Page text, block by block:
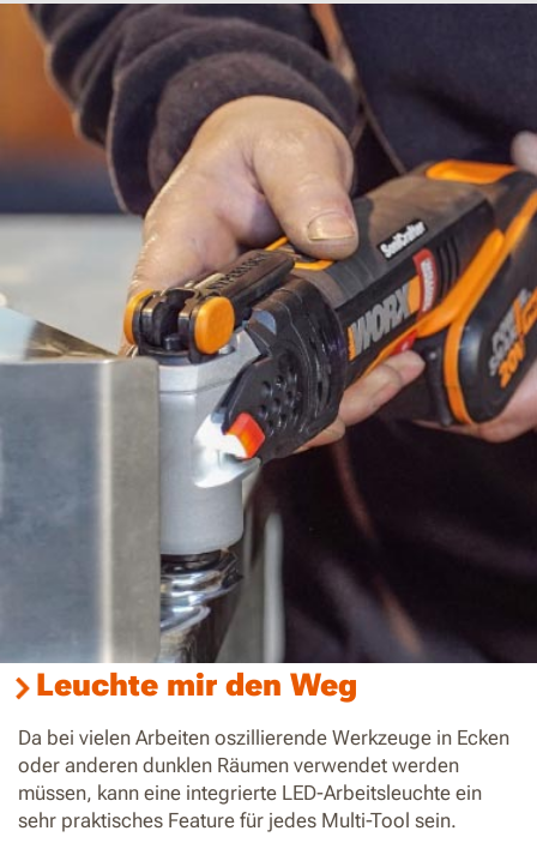
Leuchte mir den Weg
Da bei vielen Arbeiten oszillierende Werkzeuge in Ecken
oder anderen dunklen Räumen verwendet werden
müssen, kann eine integrierte LED-Arbeitsleuchte ein
sehr praktisches Feature für jedes Multi-Tool sein.